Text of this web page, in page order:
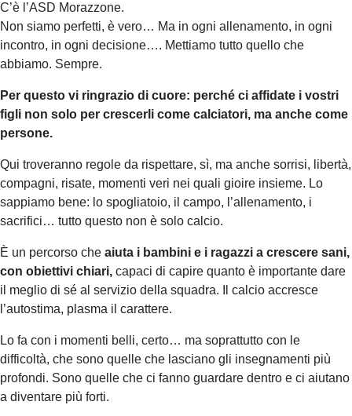
C’è l’ASD Morazzone.
Non siamo perfetti, è vero… Ma in ogni allenamento, in ogni
incontro, in ogni decisione…. Mettiamo tutto quello che
abbiamo. Sempre.
Per questo vi ringrazio di cuore: perché ci affidate i vostri
figli non solo per crescerli come calciatori, ma anche come
persone.
Qui troveranno regole da rispettare, sì, ma anche sorrisi, libertà,
compagni, risate, momenti veri nei quali gioire insieme. Lo
sappiamo bene: lo spogliatoio, il campo, l’allenamento, i
sacrifici… tutto questo non è solo calcio.
È un percorso che aiuta i bambini e i ragazzi a crescere sani,
con obiettivi chiari, capaci di capire quanto è importante dare
il meglio di sé al servizio della squadra. Il calcio accresce
l’autostima, plasma il carattere.
Lo fa con i momenti belli, certo… ma soprattutto con le
difficoltà, che sono quelle che lasciano gli insegnamenti più
profondi. Sono quelle che ci fanno guardare dentro e ci aiutano
a diventare più forti.